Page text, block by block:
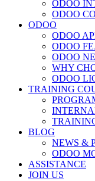
ODOO
ODOO
ODOO
ODOO
ODOO
ODOO
WHY
ODOO
TRAINING
BLOG
NEWS &
ODOO
ASSISTANCE
JOIN US